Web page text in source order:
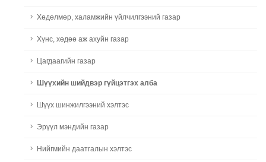
Хөдөлмөр, халамжийн үйлчилгээний газар
Хүнс, хөдөө аж ахуйн газар
Цагдаагийн газар
Шүүхийн шийдвэр гүйцэтгэх алба
Шүүх шинжилгээний хэлтэс
Эрүүл мэндийн газар
Нийгмийн даатгалын хэлтэс